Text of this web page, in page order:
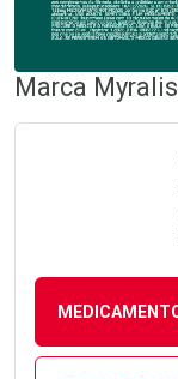
Marca Myralis